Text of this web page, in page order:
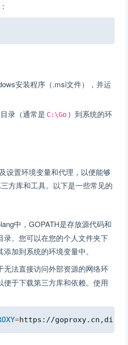
安装程序（.msi文件），并运
录（通常是 C:\Go ）到系统的环
设置环境变量和代理，以便能够
方库和工具。以下是一些常见的
中，GOPATH是存放源代码和
录。您可以在您的个人文件夹下
加到系统的环境变量中。
无法直接访问外部资源的网络环
便于下载第三方库和依赖。使用
= Copy